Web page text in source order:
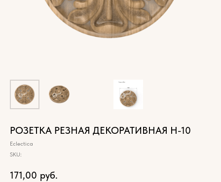
РОЗЕТКА РЕЗНАЯ ДЕКОРАТИВНАЯ Н-10
Eclectica
SKU:
171,00 руб.